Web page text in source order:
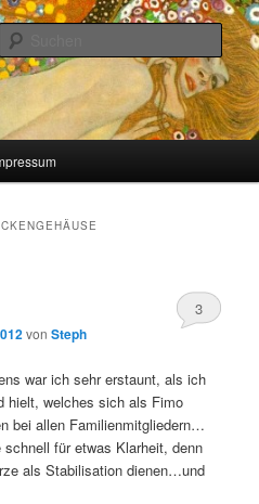
selber machen kann
vonSteph
3
war ich sehr erstaunt, als ich
hielt, welches sich als Fimo
bei allen Familienmitgliedern…
für etwas Klarheit, denn
als Stabilisation dienen…und